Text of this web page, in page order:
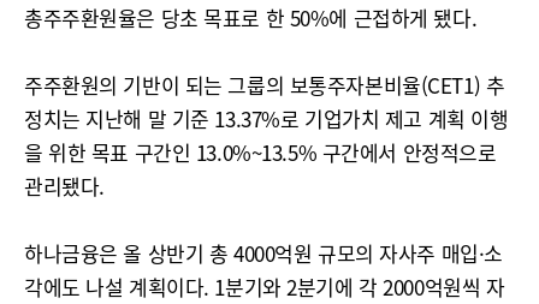
총주주환원율은 당초 목표로 한 50%에 근접하게 됐다.
주주환원의 기반이 되는 그룹의 보통주자본비율(CET1) 추
정치는 지난해 말 기준 13.37%로 기업가치 제고 계획 이행
을 위한 목표 구간인 13.0%~13.5% 구간에서 안정적으로
관리됐다.
하나금융은 올 상반기 총 4000억원 규모의 자사주 매입·소
각에도 나설 계획이다. 1분기와 2분기에 각 2000억원씩 자